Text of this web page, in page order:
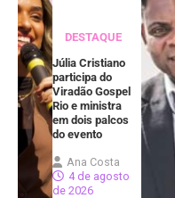
DESTAQUE
Júlia Cristiano
participa do
Viradão Gospel
Rio e ministra
em dois palcos
do evento
Ana Costa
4 de agosto
de 2026